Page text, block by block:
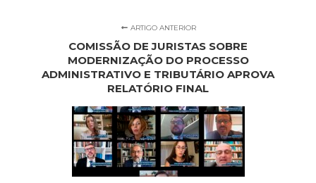
ARTIGO ANTERIOR
COMISSÃO DE JURISTAS SOBRE
MODERNIZAÇÃO DO PROCESSO
ADMINISTRATIVO E TRIBUTÁRIO APROVA
RELATÓRIO FINAL